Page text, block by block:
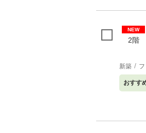
NEW
2階
新築
おすす